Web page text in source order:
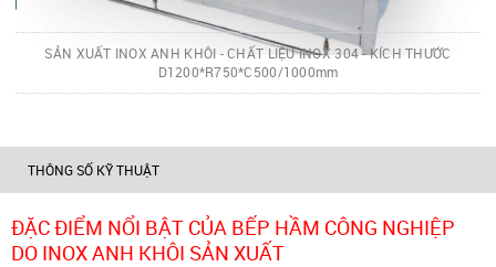
SẢN XUẤT INOX ANH KHÔI - CHẤT LIỆU INOX 304 - KÍCH THƯỚC
D1200*R750*C500/1000mm
THÔNG SỐ KỸ THUẬT
ĐẶC ĐIỂM NỔI BẬT CỦA BẾP HẦM CÔNG NGHIỆP
DO INOX ANH KHÔI SẢN XUẤT